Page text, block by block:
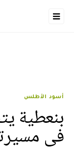
أسود الأطلس
بنعطية
في